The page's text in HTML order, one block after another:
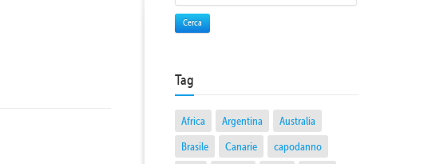
Cerca
Tag
Africa Argentina
Australia
Brasile
Canarie
capodanno